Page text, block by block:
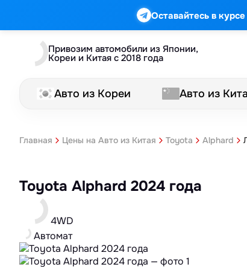
Оставайтесь в
Привозим автомобили из Японии,
Кореи и Китая с 2018 года
Авто из Кореи Авто из
Главная Цены на Авто из Китая Toyota Alphard
Toyota Alphard 2024 года
4WD
Автомат